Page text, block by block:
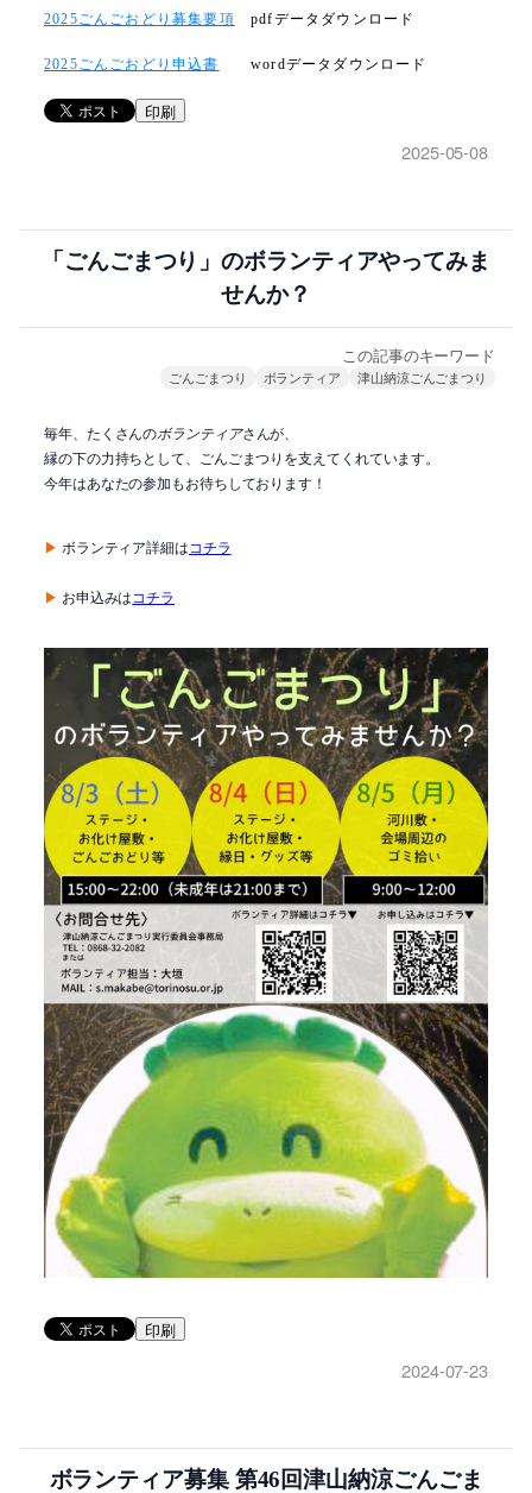
2025ごんごおどり募集要項 pdfデータダウンロード
2025ごんごおどり申込書 wordデータダウンロード
印刷
2025-05-08
「ごんごまつり」のボランティアやってみま
せんか？
この記事のキーワード
ごんごまつり ボランティア 津山納涼ごんごまつり
毎年、たくさんのボランティアさんが、
縁の下の力持ちとして、ごんごまつりを支えてくれています。
今年はあなたの参加もお待ちしております！
▶ ボランティア詳細はコチラ
▶ お申込みはコチラ
印刷
2024-07-23
ボランティア募集 第46回津山納涼ごんごま